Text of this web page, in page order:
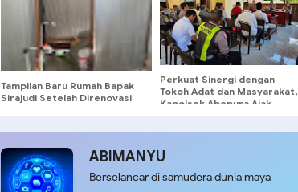
Tampilan Baru Rumah Bapak
Sirajudi Setelah Direnovasi
Perkuat Sinergi dengan
Tokoh Adat dan Masyarakat,
Kapolsek Abepura Ajak
ABIMANYU
Berselancar di samudera dunia maya